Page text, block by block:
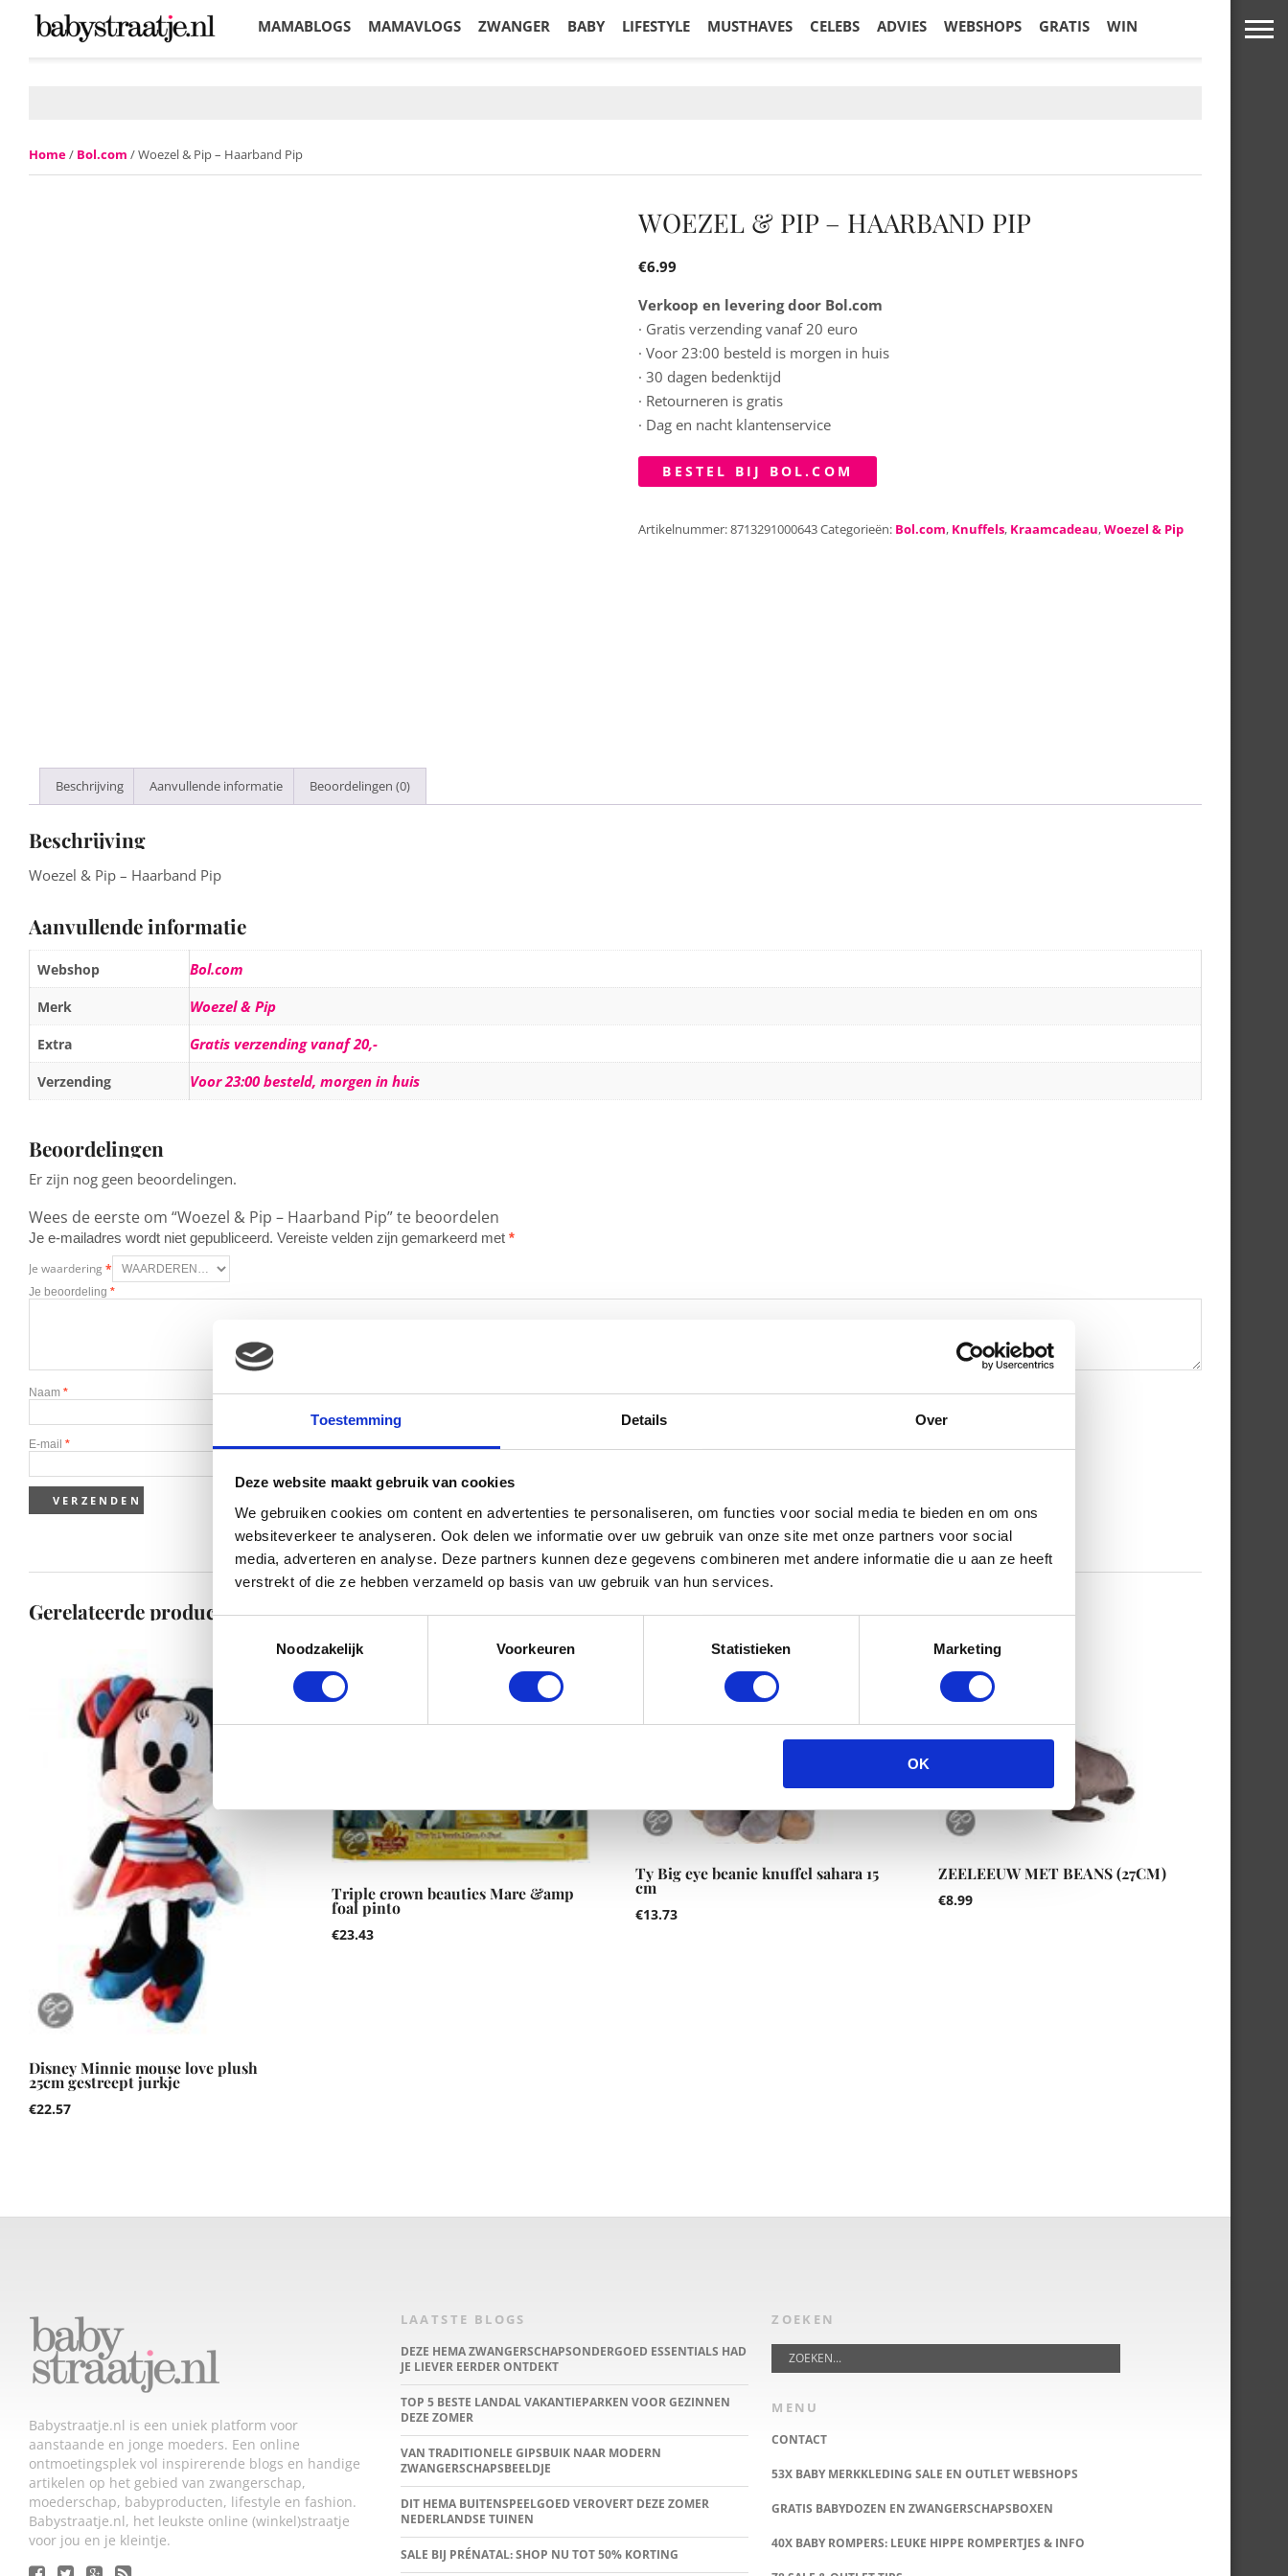
Toestemming Details Over
Deze website maakt gebruik van cookies
We gebruiken cookies om content en advertenties te personaliseren, om functies voor social media te bieden en om ons
websiteverkeer te analyseren. Ook delen we informatie over uw gebruik van onze site met onze partners voor social
media, adverteren en analyse. Deze partners kunnen deze gegevens combineren met andere informatie die u aan ze heeft
verstrekt of die ze hebben verzameld op basis van uw gebruik van hun services.
Toestemmingsselectie
Noodzakelijk
Voorkeuren Statistieken Marketing
OK
MAMABLOGS MAMAVLOGS ZWANGER BABY LIFESTYLE MUSTHAVES CELEBS ADVIES WEBSHOPS GRATIS WIN
Home/ Bol.com / Woezel & Pip – Haarband Pip
WOEZEL & PIP – HAARBAND PIP
€6.99
Verkoop en levering door Bol.com
· Gratis verzending vanaf 20 euro
· Voor 23:00 besteld is morgen in huis
· 30 dagen bedenktijd
· Retourneren is gratis
· Dag en nacht klantenservice
BESTEL BIJ BOL.COM
Artikelnummer:8713291000643Categorieën: Bol.com, Knuffels, Kraamcadeau,Woezel & Pip
Beschrijving Aanvullende informatie Beoordelingen (0)
Beschrijving
Woezel & Pip – Haarband Pip
Aanvullende informatie
Webshop Bol.com
Merk Woezel & Pip
Extra Gratis verzending vanaf 20,-
Verzending Voor 23:00 besteld, morgen in huis
Beoordelingen
Er zijn nog geen beoordelingen.
Wees de eerste om “Woezel & Pip – Haarband Pip” te beoordelen
Je e-mailadres wordt niet gepubliceerd. Vereiste velden zijn gemarkeerd met *
Je waardering *
Je beoordeling *
Naam *
E-mail *
Gerelateerde producten
Disney Minnie mouse love plush
25cm gestreept jurkje
€22.57
Triple crown beauties Mare &amp
foal pinto
€23.43
Ty Big eye beanie knuffel sahara 15
cm
€13.73
ZEELEEUW MET BEANS (27CM)
€8.99
Babystraatje.nl is een uniek platform voor
aanstaande en jonge moeders. Een online
ontmoetingsplek vol inspirerende blogs en handige
artikelen op het gebied van zwangerschap,
moederschap, babyproducten, lifestyle en fashion.
Babystraatje.nl, het leukste online (winkel)straatje
voor jou en je kleintje.
LAATSTE BLOGS
DEZE HEMA ZWANGERSCHAPSONDERGOED ESSENTIALS HAD
JE LIEVER EERDER ONTDEKT
TOP 5 BESTE LANDAL VAKANTIEPARKEN VOOR GEZINNEN
DEZE ZOMER
VAN TRADITIONELE GIPSBUIK NAAR MODERN
ZWANGERSCHAPSBEELDJE
DIT HEMA BUITENSPEELGOED VEROVERT DEZE ZOMER
NEDERLANDSE TUINEN
SALE BIJ PRÉNATAL: SHOP NU TOT 50% KORTING
ZOEKEN
MENU
CONTACT
53X BABY MERKKLEDING SALE EN OUTLET WEBSHOPS
GRATIS BABYDOZEN EN ZWANGERSCHAPSBOXEN
40X BABY ROMPERS: LEUKE HIPPE ROMPERTJES & INFO